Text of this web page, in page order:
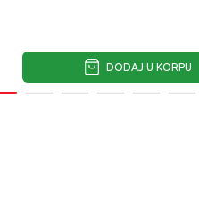
DODAJ U KORPU